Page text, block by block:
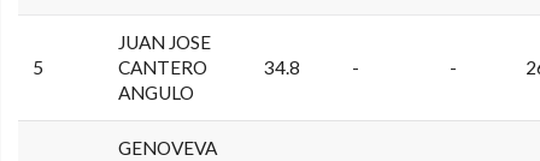
5
JUAN JOSE
CANTERO
ANGULO
34.8 - -
GENOVEVA